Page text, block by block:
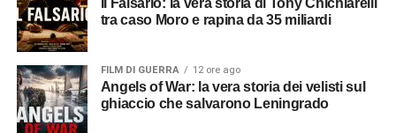
tra caso Moro e rapina da 35 miliardi
FILM DI GUERRA 12 ore ago
Angels of War: la vera storia dei velisti sul
ghiaccio che salvarono Leningrado